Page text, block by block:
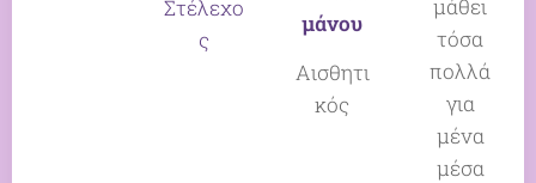
Στέλεχο
ς
μάνου
Αισθητι
κός
μάθει
τόσα
πολλά
για
μένα
μέσα